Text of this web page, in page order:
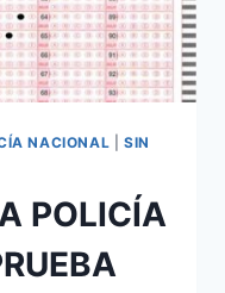
NACIONAL |SIN
POLICÍA